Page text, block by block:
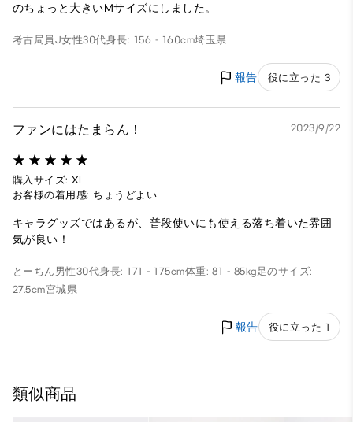
のちょっと大きいMサイズにしました。
考古局員J女性30代身長: 156 - 160cm埼玉県
報告 役に立った 3
ファンにはたまらん！ 2023/9/22
購入サイズ: XL
お客様の着用感: ちょうどよい
キャラグッズではあるが、普段使いにも使える落ち着いた雰囲
気が良い！
とーちん 男性30代身長: 171 - 175cm体重: 81 - 85kg足のサイズ:
27.5cm宮城県
報告 役に立った 1
類似商品